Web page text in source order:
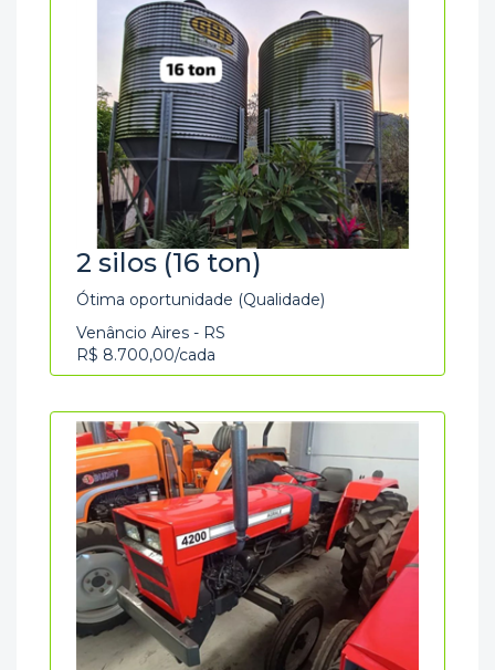
2 silos (16 ton)
Ótima oportunidade (Qualidade)
Venâncio Aires - RS
R$ 8.700,00/cada